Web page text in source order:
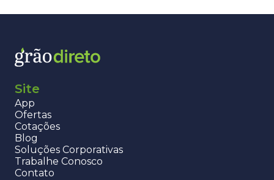
Site
App
Ofertas
Cotações
Blog
Soluções Corporativas
Trabalhe Conosco
Contato